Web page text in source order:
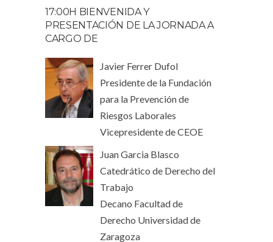
17:00H BIENVENIDA Y
PRESENTACIÓN DE LA JORNADA A
CARGO DE
Javier Ferrer Dufol
Presidente de la Fundación
para la Prevención de
Riesgos Laborales
Vicepresidente de CEOE
Juan Garcia Blasco
Catedrático de Derecho del
Trabajo
Decano Facultad de
Derecho Universidad de
Zaragoza